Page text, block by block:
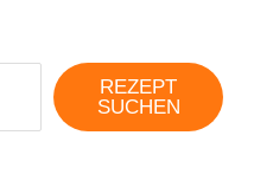
REZEPT
SUCHEN